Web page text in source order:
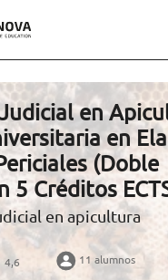
en España)
en
en
(Doble
5 Créditos
en apicultura
4,6 11 alumnos